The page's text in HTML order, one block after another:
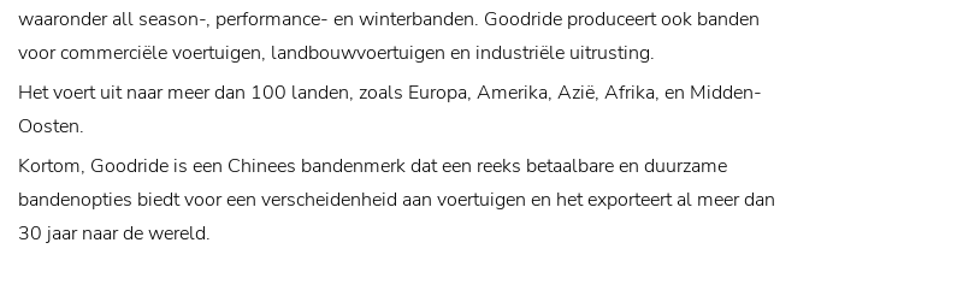
waaronder all season-, performance- en winterbanden. Goodride produceert ook banden
voor commerciële voertuigen, landbouwvoertuigen en industriële uitrusting.
Het voert uit naar meer dan 100 landen, zoals Europa, Amerika, Azië, Afrika, en Midden-
Oosten.
Kortom, Goodride is een Chinees bandenmerk dat een reeks betaalbare en duurzame
bandenopties biedt voor een verscheidenheid aan voertuigen en het exporteert al meer dan
30 jaar naar de wereld.